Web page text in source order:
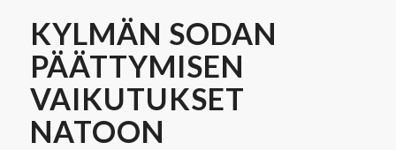
KYLMÄN SODAN
PÄÄTTYMISEN
VAIKUTUKSET
NATOON